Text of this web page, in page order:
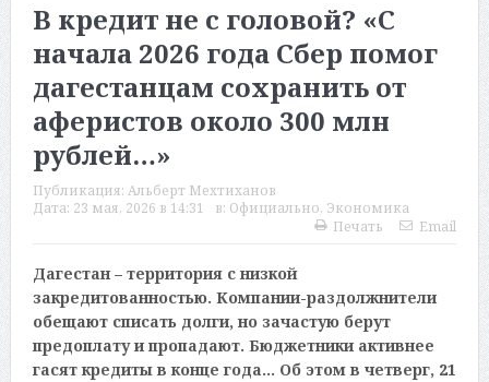
В кредит не с головой? «С
начала 2026 года Сбер помог
дагестанцам сохранить от
аферистов около 300 млн
рублей…»
Публикация: Альберт Мехтиханов
Дата: 23 мая, 2026 в 14:31 в: Официально, Экономика
Печать
Email
Дагестан – территория с низкой
закредитованностью. Компании-раздолжнители
обещают списать долги, но зачастую берут
предоплату и пропадают. Бюджетники активнее
гасят кредиты в конце года… Об этом в четверг, 21